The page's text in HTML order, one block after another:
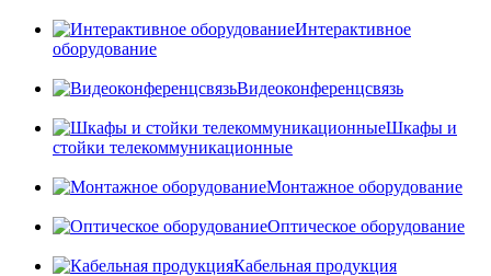
Интерактивное
оборудование
Видеоконференцсвязь
Шкафы и
стойки телекоммуникационные
Монтажное оборудование
Оптическое оборудование
Кабельная продукция